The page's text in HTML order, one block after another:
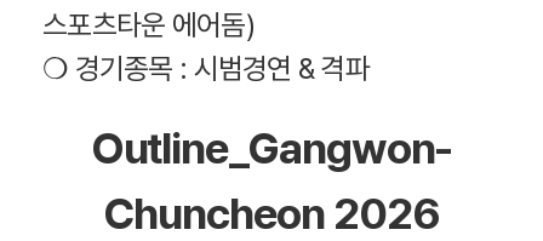
스포츠타운 에어돔)
❍ 경기종목 : 시범경연 & 격파
Outline_Gangwon-
Chuncheon 2026